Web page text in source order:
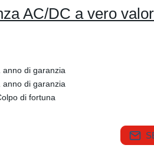
AC/DC a vero
anno di garanzia
anno di garanzia
di fortuna